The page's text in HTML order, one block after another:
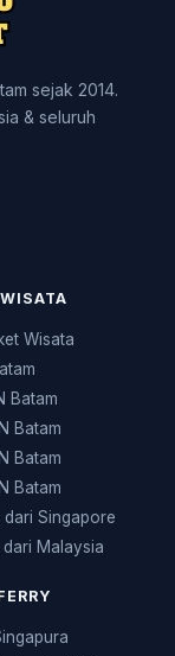
sejak 2014.
& seluruh
Wisata
Batam
Batam
Batam
Batam
Singapore
Malaysia